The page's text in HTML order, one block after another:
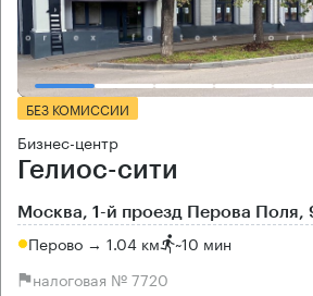
БЕЗ КОМИССИИ
Бизнес-центр
Гелиос-сити
Москва, 1-й проезд Перова Поля,
Перово → 1.04 км ~10 мин
налоговая № 7720